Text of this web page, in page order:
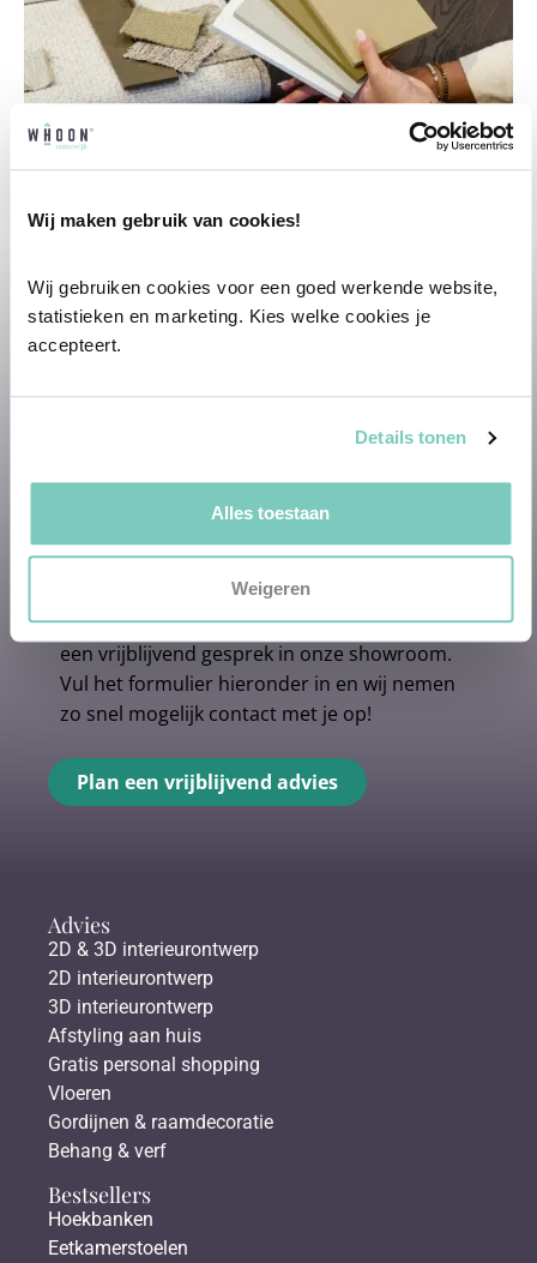
Wij maken gebruik van cookies!
Wij gebruiken cookies voor een goed werkende website,
statistieken en marketing. Kies welke cookies je
accepteert.
Details tonen
Alles toestaan
Weigeren
Professioneel interieuradvies
Onze professionele interieurstylisten
✓2D interieurontwerp
3D interieurontwerp
✓Gratis personal shopping
Advies van onze woonspecialist
Ontdek welk advies het beste bij jou past met
een vrijblijvend gesprek in onze showroom.
Vul het formulier hieronder in en wij nemen
zo snel mogelijk contact met je op!
Plan een vrijblijvend advies
Advies
2D & 3D interieurontwerp
2D interieurontwerp
3D interieurontwerp
Afstyling aan huis
Gratis personal shopping
Vloeren
Gordijnen & raamdecoratie
Behang & verf
Bestsellers
Hoekbanken
Eetkamerstoelen